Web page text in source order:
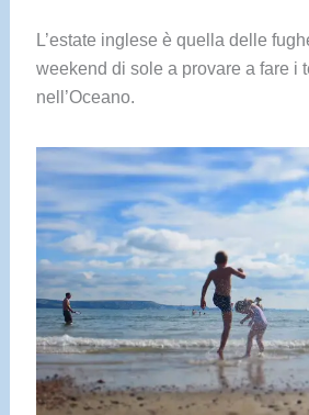
L’estate inglese è quella delle
weekend di sole a provare a fare i
nell’Oceano.